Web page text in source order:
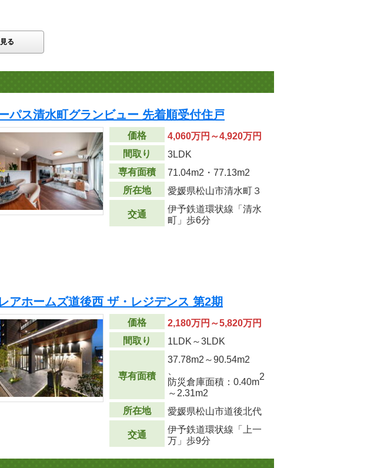
る
パス清水町グランビュー 先着順受付住戸
価格
4,060万円～4,920万円
間取り
3LDK
専有面積
71.04m2 ・77.13m2
所在地
愛媛県松山市清水町３
交通
伊予鉄道環状線「清水
町」歩6分
アホームズ道後西 ザ・レジデンス 第2期
価格
2,180万円～5,820万円
間取り
1LDK～3LDK
専有面積
37.78m2 ～90.54m2
防災倉庫面積：0.40m
2
～2.31m2
所在地
愛媛県松山市道後北代
交通
伊予鉄道環状線「上一
万」歩9分